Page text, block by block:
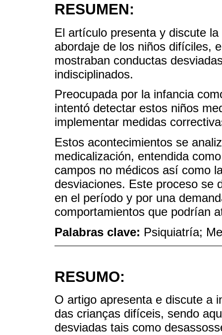
RESUMEN:
El artículo presenta y discute
abordaje de los niños difíciles,
mostraban conductas
indisciplinados.
Preocupada por la infancia
intentó detectar estos niños
implementar medidas
Estos acontecimientos se
medicalización, entendida
campos no médicos así como
desviaciones. Este proceso se
en el período y por una
comportamientos que podrían
Palabras clave: Psiquiatría;
RESUMO:
O artigo apresenta e discute a
das crianças difíceis, sendo
desviadas tais como